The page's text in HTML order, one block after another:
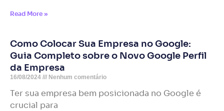
Read More »
Como Colocar Sua Empresa no Google:
Guia Completo sobre o Novo Google Perfil
da Empresa
16/08/2024 Nenhum comentário
Ter sua empresa bem posicionada no Google é
crucial para